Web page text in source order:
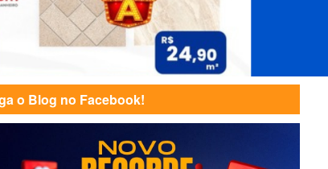
o Blog no Facebook!